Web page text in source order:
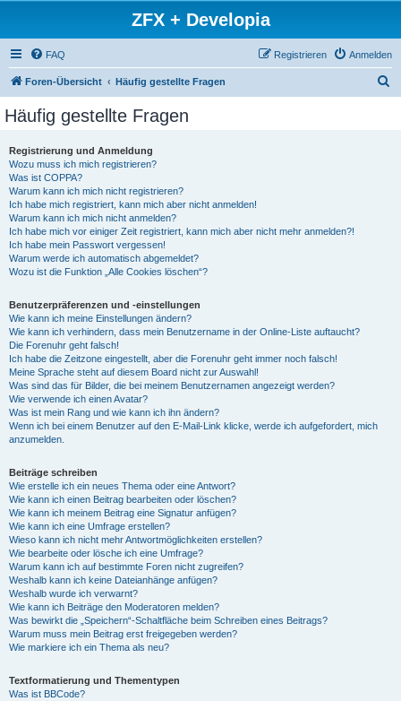
ZFX + Developia
FAQ Anmelden
Registrieren
Foren-Übersicht Häufig gestellte Fragen
Häufig gestellte Fragen
Registrierung und Anmeldung
Wozu muss ich mich registrieren?
Was ist COPPA?
Warum kann ich mich nicht registrieren?
Ich habe mich registriert, kann mich aber nicht anmelden!
Warum kann ich mich nicht anmelden?
Ich habe mich vor einiger Zeit registriert, kann mich aber nicht mehr anmelden?!
Ich habe mein Passwort vergessen!
Warum werde ich automatisch abgemeldet?
Wozu ist die Funktion „Alle Cookies löschen“?
Benutzerpräferenzen und -einstellungen
Wie kann ich meine Einstellungen ändern?
Wie kann ich verhindern, dass mein Benutzername in der Online-Liste auftaucht?
Die Forenuhr geht falsch!
Ich habe die Zeitzone eingestellt, aber die Forenuhr geht immer noch falsch!
Meine Sprache steht auf diesem Board nicht zur Auswahl!
Was sind das für Bilder, die bei meinem Benutzernamen angezeigt werden?
Wie verwende ich einen Avatar?
Was ist mein Rang und wie kann ich ihn ändern?
Wenn ich bei einem Benutzer auf den E-Mail-Link klicke, werde ich aufgefordert, mich
anzumelden.
Beiträge schreiben
Wie erstelle ich ein neues Thema oder eine Antwort?
Wie kann ich einen Beitrag bearbeiten oder löschen?
Wie kann ich meinem Beitrag eine Signatur anfügen?
Wie kann ich eine Umfrage erstellen?
Wieso kann ich nicht mehr Antwortmöglichkeiten erstellen?
Wie bearbeite oder lösche ich eine Umfrage?
Warum kann ich auf bestimmte Foren nicht zugreifen?
Weshalb kann ich keine Dateianhänge anfügen?
Weshalb wurde ich verwarnt?
Wie kann ich Beiträge den Moderatoren melden?
Was bewirkt die „Speichern“-Schaltfläche beim Schreiben eines Beitrags?
Warum muss mein Beitrag erst freigegeben werden?
Wie markiere ich ein Thema als neu?
Textformatierung und Thementypen
Was ist BBCode?